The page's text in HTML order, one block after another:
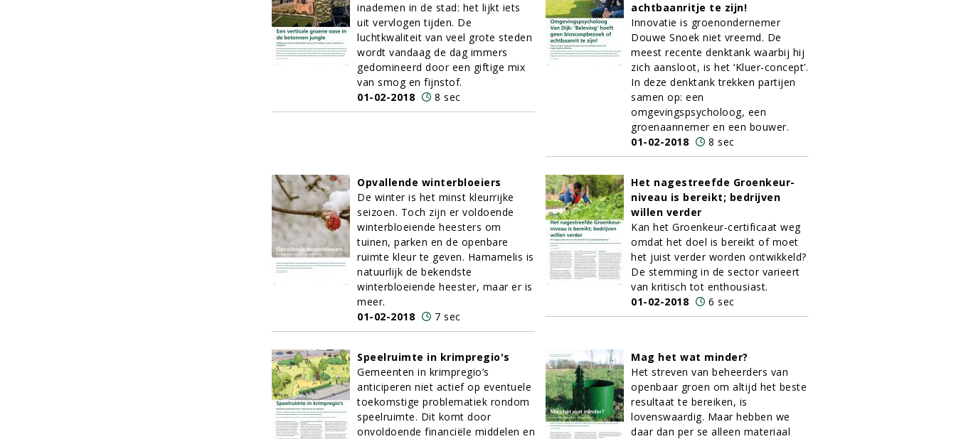
inademen in de stad: het lijkt iets
uit vervlogen tijden. De
luchtkwaliteit van veel grote steden
wordt vandaag de dag immers
gedomineerd door een giftige mix
van smog en fijnstof.
01-02-2018
8 sec
achtbaanritje te zijn!
Innovatie is groenondernemer
Douwe Snoek niet vreemd. De
meest recente denktank waarbij hij
zich aansloot, is het ‘Kluer-concept’.
In deze denktank trekken partijen
samen op: een
omgevingspsycholoog, een
groenaannemer en een bouwer.
01-02-2018
8 sec
Opvallende winterbloeiers
De winter is het minst kleurrijke
seizoen. Toch zijn er voldoende
winterbloeiende heesters om
tuinen, parken en de openbare
ruimte kleur te geven. Hamamelis is
natuurlijk de bekendste
winterbloeiende heester, maar er is
meer.
01-02-2018
7 sec
Het nagestreefde Groenkeur-
niveau is bereikt; bedrijven
willen verder
Kan het Groenkeur-certificaat weg
omdat het doel is bereikt of moet
het juist verder worden ontwikkeld?
De stemming in de sector varieert
van kritisch tot enthousiast.
01-02-2018
6 sec
Speelruimte in krimpregio's
Gemeenten in krimpregio’s
anticiperen niet actief op eventuele
toekomstige problematiek rondom
speelruimte. Dit komt door
onvoldoende financiële middelen en
Mag het wat minder?
Het streven van beheerders van
openbaar groen om altijd het beste
resultaat te bereiken, is
lovenswaardig. Maar hebben we
daar dan per se alleen materiaal